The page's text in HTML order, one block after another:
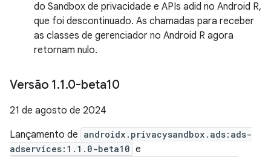
do Sandbox de privacidade e APIs adid no Android R,
que foi descontinuado. As chamadas para receber
as classes de gerenciador no Android R agora
retornam nulo.
Versão 1.1.0-beta10
21 de agosto de 2024
Lançamento de androidx.privacysandbox.ads:ads-
adservices:1.1.0-beta10 e